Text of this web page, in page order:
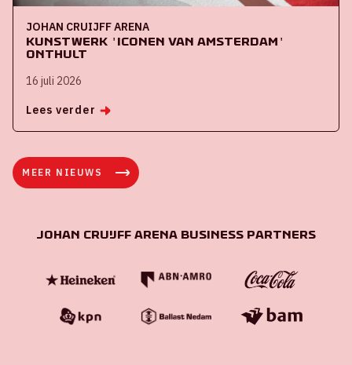
JOHAN CRUIJFF ARENA
Kunstwerk 'iconen van Amsterdam'
onthult
16 juli 2026
Lees verder
MEER NIEUWS
Johan Cruijff ArenA Business Partners